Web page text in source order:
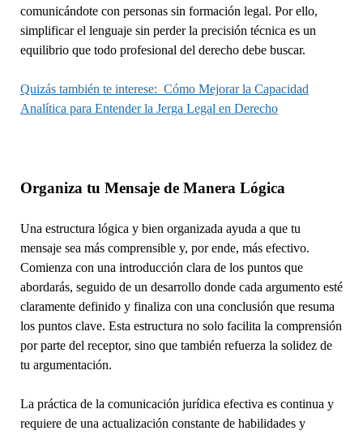
comunicándote con personas sin formación legal. Por ello,
simplificar el lenguaje sin perder la precisión técnica es un
equilibrio que todo profesional del derecho debe buscar.
Quizás también te interese: Cómo Mejorar la Capacidad
Analítica para Entender la Jerga Legal en Derecho
Organiza tu Mensaje de Manera Lógica
Una estructura lógica y bien organizada ayuda a que tu
mensaje sea más comprensible y, por ende, más efectivo.
Comienza con una introducción clara de los puntos que
abordarás, seguido de un desarrollo donde cada argumento esté
claramente definido y finaliza con una conclusión que resuma
los puntos clave. Esta estructura no solo facilita la comprensión
por parte del receptor, sino que también refuerza la solidez de
tu argumentación.
La práctica de la comunicación jurídica efectiva es continua y
requiere de una actualización constante de habilidades y